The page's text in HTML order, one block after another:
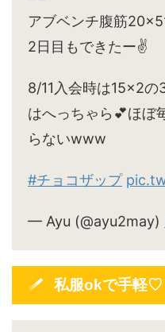
アブベンチ腹筋
2日目もできたー✌️
8/11入会時は15×2
はへっちゃら💕ほぼ
らないwww
#チョコザップ
— Ayu (@ayu2may)
私服okで手軽♡